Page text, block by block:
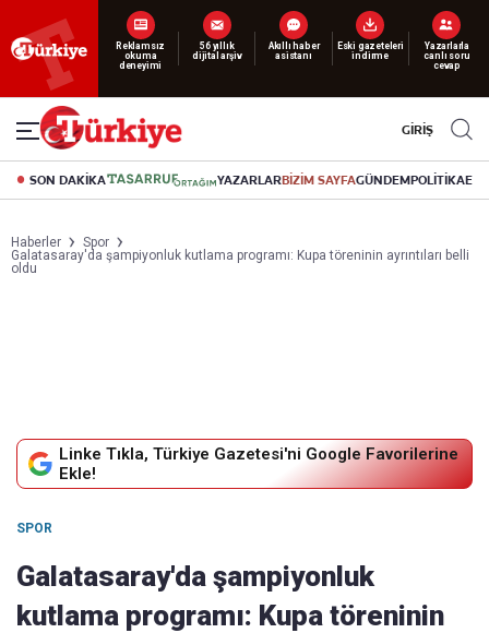
Yeni nesil dijital
abonelik 19 TL’den başlayan fiyatlarla.
GİRİŞ
SON DAKİKA YAZARLARBİZİM SAYFAGÜNDEMPOLİTİKA
Haberler
Spor
Galatasaray'da şampiyonluk kutlama programı: Kupa töreninin ayrıntıları belli
oldu
Linke Tıkla, Türkiye Gazetesi'ni Google Favorilerine
Ekle!
SPOR
Galatasaray'da şampiyonluk
kutlama programı: Kupa töreninin